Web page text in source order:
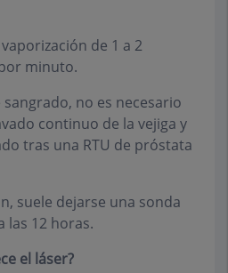
de 1 a 2
minuto.
no es necesario
continuo de la vejiga y
tras una RTU de próstata
suele dejarse una sonda
las 12 horas.
el láser?